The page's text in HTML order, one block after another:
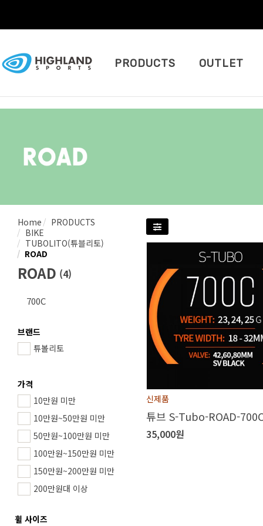
PRODUCTS OUTLET
Home
PRODUCTS
BIKE
TUBOLITO(튜블리토)
ROAD
ROAD (4)
700C
브랜드
튜볼리토
가격
10만원 미만
10만원~50만원 미만
50만원~100만원 미만
100만원~150만원 미만
150만원~200만원 미만
200만원대 이상
휠 사이즈
신제품
튜브 S-Tubo-ROAD-
35,000원